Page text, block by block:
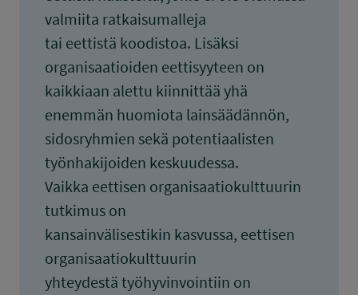
valmiita ratkaisumalleja
tai eettistä koodistoa. Lisäksi
organisaatioiden eettisyyteen on
kaikkiaan alettu kiinnittää yhä
enemmän huomiota lainsäädännön,
sidosryhmien sekä potentiaalisten
työnhakijoiden keskuudessa.
Vaikka eettisen organisaatiokulttuurin
tutkimus on
kansainvälisestikin kasvussa, eettisen
organisaatiokulttuurin
yhteydestä työhyvinvointiin on